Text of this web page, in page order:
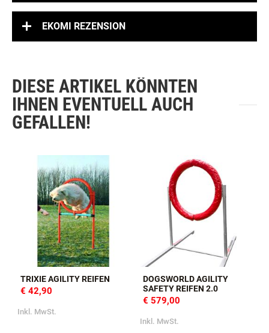
EKOMI REZENSION
DIESE ARTIKEL KÖNNTEN
IHNEN EVENTUELL AUCH
GEFALLEN!
TRIXIE AGILITY REIFEN
€ 42,90
Inkl. MwSt.
DOGSWORLD AGILITY
SAFETY REIFEN 2.0
€ 579,00
Inkl. MwSt.